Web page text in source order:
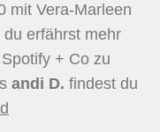
mit Vera-Marleen
du erfährst mehr
+ Co zu
andi D. findest du